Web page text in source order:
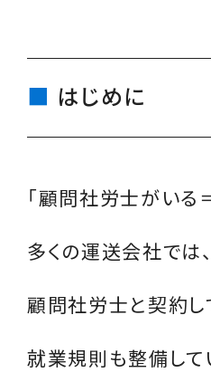
はじめに
「顧問社労士がいる
多くの運送会社では、
顧問社労士と契約し
就業規則も整備して